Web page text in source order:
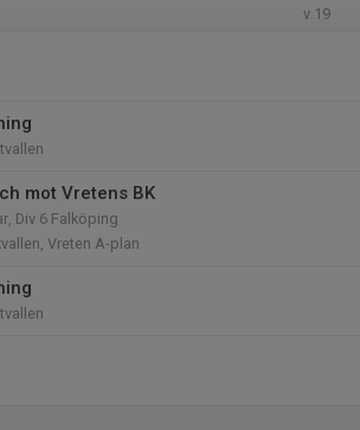
v.19
mot Vretens BK
Div 6 Falköping
Vreten A-plan